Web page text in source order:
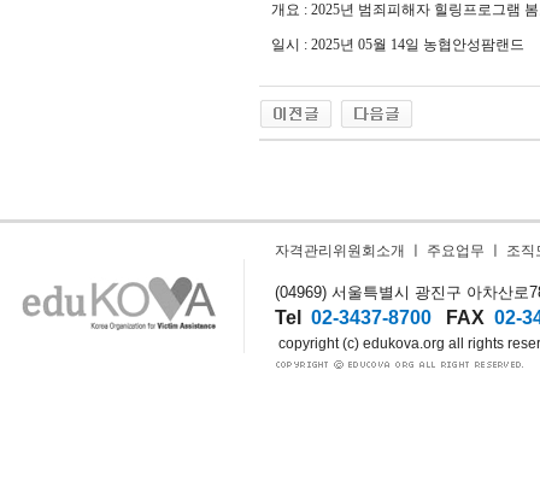
개요 : 2025년 범죄피해자 힐링프로그램
일시 : 2025년 05월 14일 농협안성팜랜드
자격관리위원회소개 주요업무 조직
(04969) 서울특별시 광진구 아차산로
Tel 02-3437-8700 FAX 02-
copyright (c) edukova.org all rights